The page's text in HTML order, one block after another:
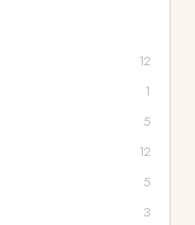
12
1
5
12
5
3